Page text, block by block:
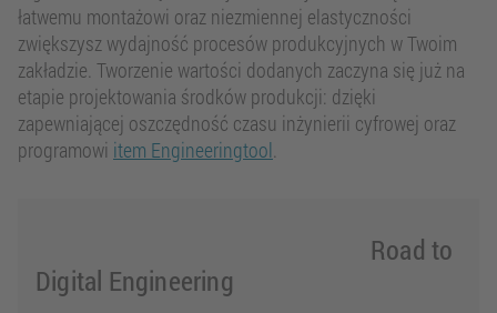
łatwemu montażowi oraz niezmiennej elastyczności
zwiększysz wydajność procesów produkcyjnych w Twoim
zakładzie. Tworzenie wartości dodanych zaczyna się już na
etapie projektowania środków produkcji: dzięki
zapewniającej oszczędność czasu inżynierii cyfrowej oraz
programowi item Engineeringtool.
Road to
Digital Engineering